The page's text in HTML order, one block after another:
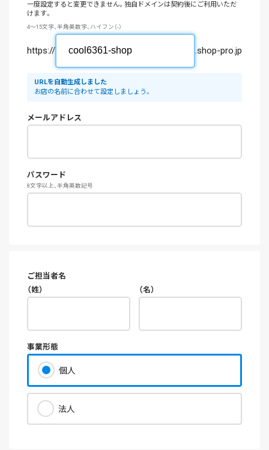
一度設定すると変更できません。独自ドメインは契約後にご利用いただ
けます。
4～15文字、半角英数字、ハイフン（-）
https:// .shop-pro.jp
URLを自動生成しました
お店の名前に合わせて設定しましょう。
メールアドレス
パスワード
8文字以上、半角英数記号
ご担当者名
（姓）
（名）
事業形態
個人
法人